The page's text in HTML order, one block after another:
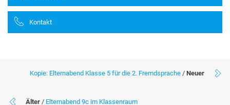
Kontakt
Kopie: Elternabend Klasse 5 für die 2. Fremdsprache / Neuer
Älter / Elternabend 9c im Klassenraum